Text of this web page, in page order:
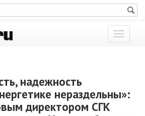
Показать
меню
надежность
нераздельны»:
директором СГК